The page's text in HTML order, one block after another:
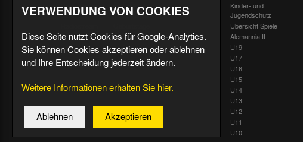
Dauerkarten-
Deal
Trainingsplan
Kinder- und
Jugendschutz
Übersicht Spiele
Alemannia II
U19
U17
U16
U15
U14
U13
U12
U11
U10
VERWENDUNG VON COOKIES
Diese Seite nutzt Cookies für Google-Analytics.
Sie können Cookies akzeptieren oder ablehnen
und Ihre Entscheidung jederzeit ändern.
Weitere Informationen erhalten Sie hier.
Ablehnen Akzeptieren